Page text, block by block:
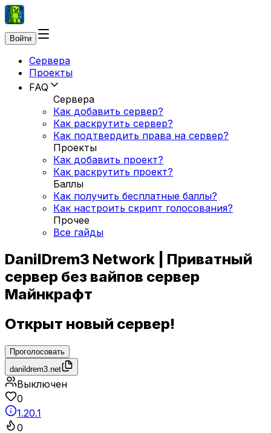
Войти
Сервера
Проекты
FAQ
Сервера
Как добавить сервер?
Как раскрутить сервер?
Как подтвердить права на сервер?
Проекты
Как добавить проект?
Как раскрутить проект?
Баллы
Как получить бесплатные баллы?
Как настроить скрипт голосования?
Прочее
Все гайды
DanilDrem3 Network | Приватный
сервер без вайпов сервер
Майнкрафт
Открыт новый сервер!
Проголосовать
danildrem3.net
Выключен
0
1.20.1
0